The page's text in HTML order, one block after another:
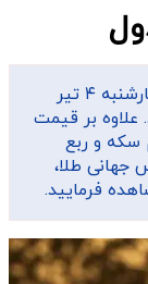
قیمت سکه و قیمت طلا امروز چهارشنبه ۴ تیر
علاوه بر قیمت
سکه و ربع
جهانی طلا،
فرمایید.